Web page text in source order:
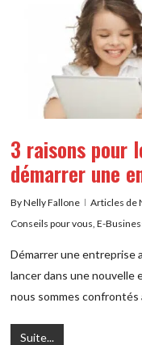
3 raisons pour
démarrer une
ByNelly Fallone Articles de
Conseils pour vous ,E-
Démarrer une entreprise
lancer dans une nouvelle
nous sommes
Suite...